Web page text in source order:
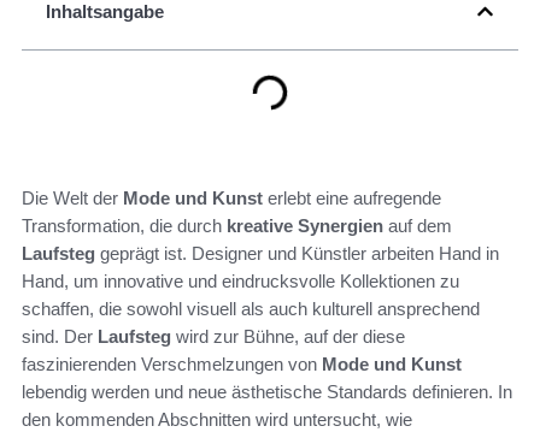
Inhaltsangabe
Die Welt der Mode und Kunst erlebt eine aufregende
Transformation, die durch kreative Synergien auf dem
Laufsteg geprägt ist. Designer und Künstler arbeiten Hand in
Hand, um innovative und eindrucksvolle Kollektionen zu
schaffen, die sowohl visuell als auch kulturell ansprechend
sind. Der Laufsteg wird zur Bühne, auf der diese
faszinierenden Verschmelzungen von Mode und Kunst
lebendig werden und neue ästhetische Standards definieren. In
den kommenden Abschnitten wird untersucht, wie